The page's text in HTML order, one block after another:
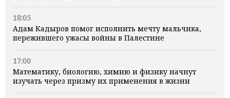
18:05
Адам Кадыров помог исполнить мечту мальчика,
пережившего ужасы войны в Палестине
17:00
Математику, биологию, химию и физику начнут
изучать через призму их применения в жизни